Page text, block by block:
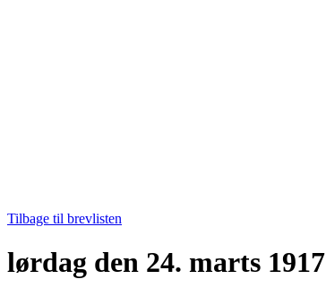
Tilbage til brevlisten
lørdag den 24. marts 1917